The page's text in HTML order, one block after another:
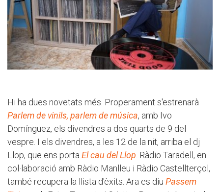
Hi ha dues novetats més. Properament s'estrenarà
Parlem de vinils, parlem de música, amb Ivo
Domínguez, els divendres a dos quarts de 9 del
vespre. I els divendres, a les 12 de la nit, arriba el dj
Llop, que ens portaEl cau del Llop. Ràdio Taradell, en
col·laboració amb Ràdio Manlleu i Ràdio Castellterçol,
també recupera la llista d'èxits. Ara es diu Passem